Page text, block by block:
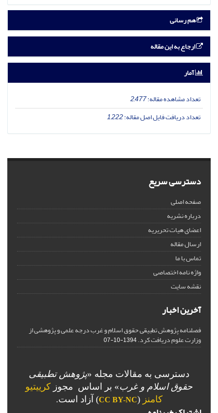
هم رسانی
ارجاع به این مقاله
آمار
تعداد مشاهده مقاله:2,477
تعداد دریافت فایل اصل مقاله:1,222
دسترسی سریع
صفحه اصلی
درباره نشریه
اعضای هیات تحریریه
ارسال مقاله
تماس با ما
واژه نامه اختصاصی
نقشه سایت
آخرین اخبار
فصلنامه پژوهش تطبیقی حقوق اسلام و غرب درجه علمی و پژوهشی از
وزارت علوم دریافت کرد.1394-10-07
دسترسی به مقالات مجله «پژوهش تطبیقی
حقوق اسلام و غرب» بر اساس مجوز کرییتیو
کامنز (
CC BY-NC) آزاد است.